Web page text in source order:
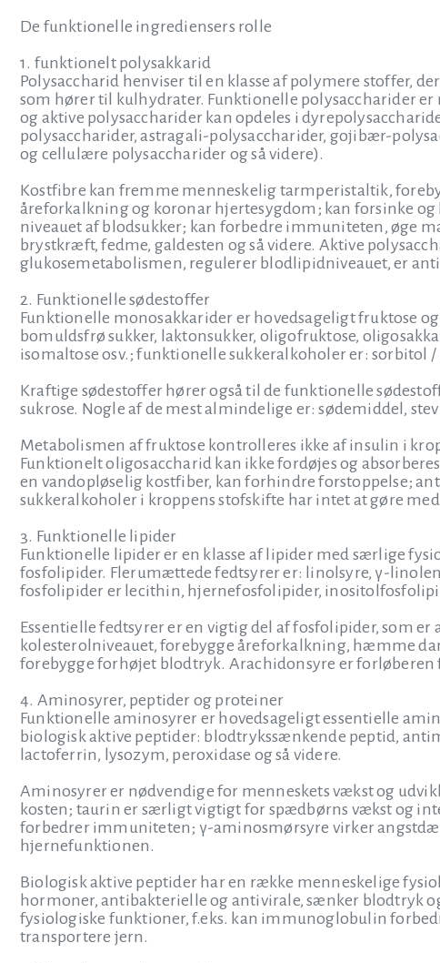
De funktionelle ingrediensers rolle
1. funktionelt polysakkarid
Polysaccharid henviser til en klasse af polymere stoffer,
som hører til kulhydrater. Funktionelle polysaccharider
og aktive polysaccharider kan opdeles i
polysaccharider, astragali-polysaccharider, gojibær-
og cellulære polysaccharider og så videre).
Kostfibre kan fremme menneskelig tarmperistaltik,
åreforkalkning og koronar hjertesygdom; kan forsinke
niveauet af blodsukker; kan forbedre immuniteten, øge
brystkræft, fedme, galdesten og så videre. Aktive
glukosemetabolismen, regulerer blodlipidniveauet, er
2. Funktionelle sødestoffer
Funktionelle monosakkarider er hovedsageligt fruktose
bomuldsfrø sukker, laktonsukker, oligofruktose,
isomaltose osv.; funktionelle sukkeralkoholer er: sorbitol
Kraftige sødestoffer hører også til de funktionelle
sukrose. Nogle af de mest almindelige er: sødemiddel,
Metabolismen af fruktose kontrolleres ikke af insulin i
Funktionelt oligosaccharid kan ikke fordøjes og
en vandopløselig kostfiber, kan forhindre forstoppelse;
sukkeralkoholer i kroppens stofskifte har intet at gøre
3. Funktionelle lipider
Funktionelle lipider er en klasse af lipider med særlige
fosfolipider. Flerumættede fedtsyrer er: linolsyre, γ-
fosfolipider er lecithin, hjernefosfolipider,
Essentielle fedtsyrer er en vigtig del af fosfolipider, som
kolesterolniveauet, forebygge åreforkalkning, hæmme
forebygge forhøjet blodtryk. Arachidonsyre er
4. Aminosyrer, peptider og proteiner
Funktionelle aminosyrer er hovedsageligt essentielle
biologisk aktive peptider: blodtrykssænkende peptid,
lactoferrin, lysozym, peroxidase og så videre.
Aminosyrer er nødvendige for menneskets vækst og
kosten; taurin er særligt vigtigt for spædbørns vækst og
forbedrer immuniteten; γ-aminosmørsyre virker
hjernefunktionen.
Biologisk aktive peptider har en række menneskelige
hormoner, antibakterielle og antivirale, sænker blodtryk
fysiologiske funktioner, f.eks. kan immunoglobulin
transportere jern.